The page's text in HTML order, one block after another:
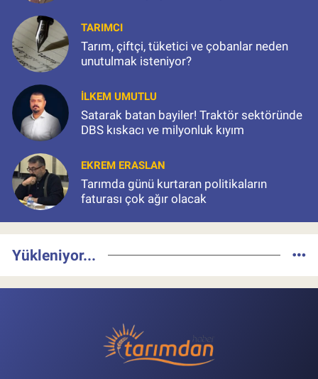
TARIMCI
Tarım, çiftçi, tüketici ve çobanlar neden
unutulmak isteniyor?
İLKEM UMUTLU
Satarak batan bayiler! Traktör sektöründe
DBS kıskacı ve milyonluk kıyım
EKREM ERASLAN
Tarımda günü kurtaran politikaların
faturası çok ağır olacak
Yükleniyor...